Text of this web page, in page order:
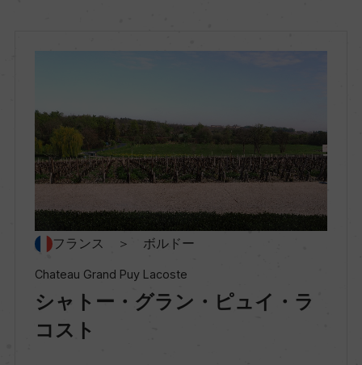
オー・メドック
村名
スティルワイン
味わい
フランス ＞ ボルドー
Chateau Grand Puy Lacoste
シャトー・グラン・ピュイ・ラ
コスト